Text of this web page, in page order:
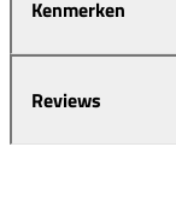
Kenmerken
Reviews